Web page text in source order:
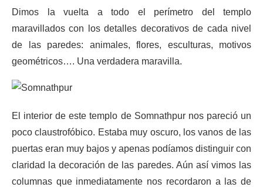
Dimos la vuelta a todo el perímetro del templo
maravillados con los detalles decorativos de cada nivel
de las paredes: animales, flores, esculturas, motivos
geométricos…. Una verdadera maravilla.
El interior de este templo de Somnathpur nos pareció un
poco claustrofóbico. Estaba muy oscuro, los vanos de las
puertas eran muy bajos y apenas podíamos distinguir con
claridad la decoración de las paredes. Aún así vimos las
columnas que inmediatamente nos recordaron a las de